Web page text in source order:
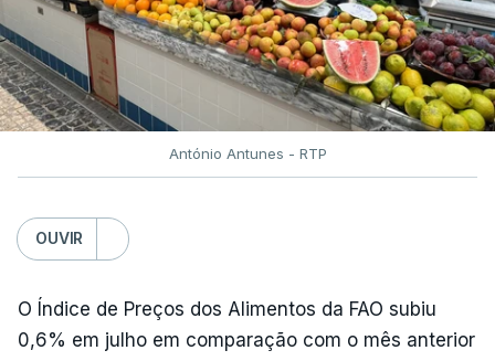
António Antunes - RTP
OUVIR
O Índice de Preços dos Alimentos da FAO subiu
0,6% em julho em comparação com o mês anterior